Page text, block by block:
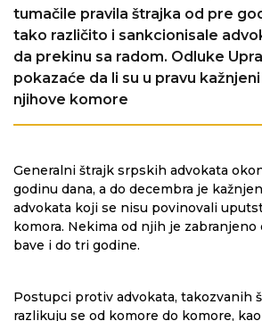
tumačile pravila štrajka od pre
tako različito i sankcionisale
da prekinu sa radom. Odluke
pokazaće da li su u pravu
njihove komore
Generalni štrajk srpskih advokata
godinu dana, a do decembra je
advokata koji se nisu povinovali
komora. Nekima od njih je zabranjeno
bave i do tri godine.
Postupci protiv advokata, takozvanih
razlikuju se od komore do komore,